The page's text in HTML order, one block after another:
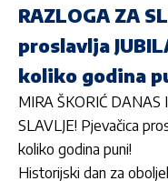
RAZLOGA ZA
proslavlja
koliko godina
MIRA ŠKORIĆ
SLAVLJE! Pjevačica
koliko godina puni!
Historijski dan za